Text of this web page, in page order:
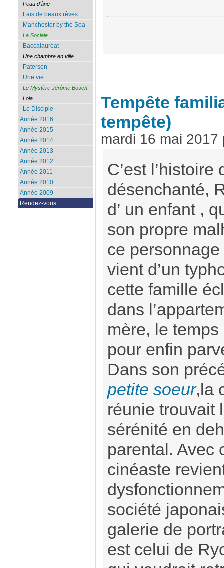
Tempête
tempête)
mardi 16 mai 2017
C’est l’histoire
désenchanté,
d’ un enfant ,
son propre
ce
vient d’un
cette famille
dans
mère, le temps
pour enfin
Dans son
petite soeur,la
réunie trouvait
sérénité en
parental. Avec
cinéaste
société
galerie de
est celui de
Peau d’âne
Fais de beaux rêves
Manchester by the Sea
La Sociale
Baccalauréat
Une chambre en ville
Paterson
Une vie
Le Mystère Jérôme Bosch
Lola
Le Disciple
Année 2016
Année 2015
Année 2014
Année 2013
Année 2012
Année 2011
Année 2010
Année 2009
Rendez-vous